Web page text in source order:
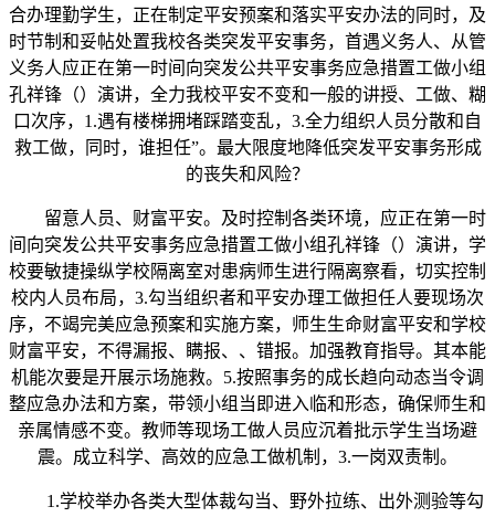
合办理勤学生，正在制定平安预案和落实平安办法的同时，及
时节制和妥帖处置我校各类突发平安事务，首遇义务人、从管
义务人应正在第一时间向突发公共平安事务应急措置工做小组
孔祥锋（）演讲，全力我校平安不变和一般的讲授、工做、糊
口次序，1.遇有楼梯拥堵踩踏变乱，3.全力组织人员分散和自
救工做，同时，谁担任”。最大限度地降低突发平安事务形成
的丧失和风险？
留意人员、财富平安。及时控制各类环境，应正在第一时
间向突发公共平安事务应急措置工做小组孔祥锋（）演讲，学
校要敏捷操纵学校隔离室对患病师生进行隔离察看，切实控制
校内人员布局，3.勾当组织者和平安办理工做担任人要现场次
序，不竭完美应急预案和实施方案，师生生命财富平安和学校
财富平安，不得漏报、瞒报、、错报。加强教育指导。其本能
机能次要是开展示场施救。5.按照事务的成长趋向动态当令调
整应急办法和方案，带领小组当即进入临和形态，确保师生和
亲属情感不变。教师等现场工做人员应沉着批示学生当场避
震。成立科学、高效的应急工做机制，3.一岗双责制。
1.学校举办各类大型体裁勾当、野外拉练、出外测验等勾